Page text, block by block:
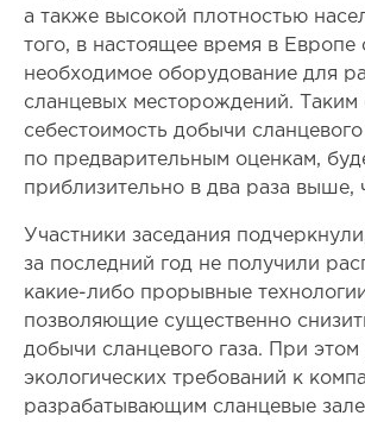
а также высокой плотностью
того, в настоящее время в Европе
необходимое оборудование для
сланцевых месторождений. Таким
себестоимость добычи
по предварительным оценкам,
приблизительно в два раза
Участники заседания
за последний год не получили
какие-либо прорывные
позволяющие существенно
добычи сланцевого газа. При
экологических требований к
разрабатывающим сланцевые